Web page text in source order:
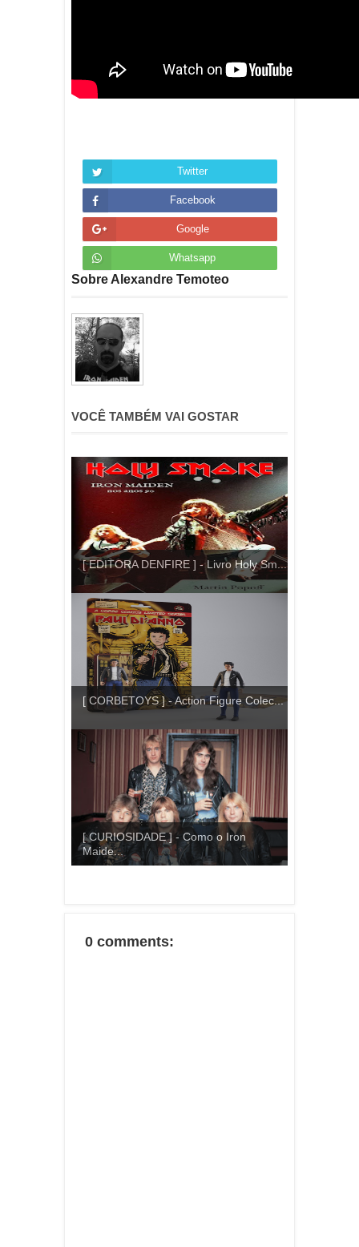
Twitter
Facebook
Google
Whatsapp
Sobre Alexandre Temoteo
VOCÊ TAMBÉM VAI GOSTAR
[ EDITORA DENFIRE ] - Livro Holy Sm...
[ CORBETOYS ] - Action Figure Colec...
[ CURIOSIDADE ] - Como o Iron
Maide...
0 comments: